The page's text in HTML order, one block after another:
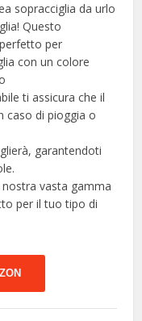
sopracciglia da urlo
Questo
per
con un colore
ti assicura che il
caso di pioggia o
garantendoti
vasta gamma
per il tuo tipo di